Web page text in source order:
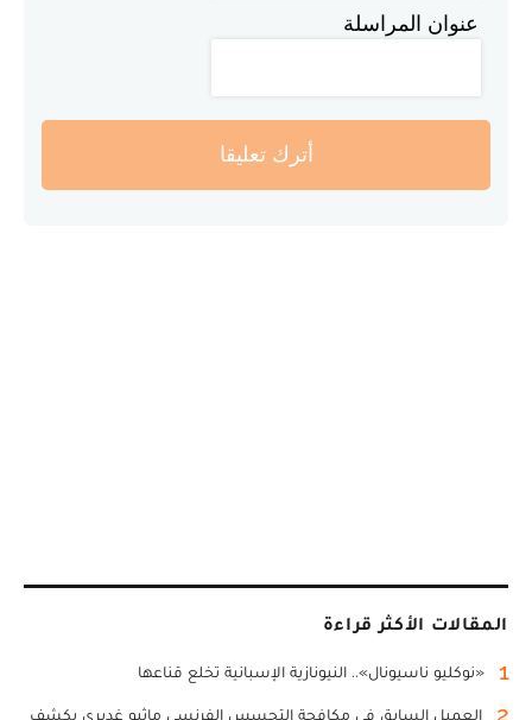
عنوان المراسلة
أترك تعليقا
المقالات الأكثر قراءة
1 «نوكليو ناسيونال».. النيونازية الإسبانية تخلع قناعها
2
العميل السابق في مكافحة التجسس الفرنسي ماثيو غديري يكشف